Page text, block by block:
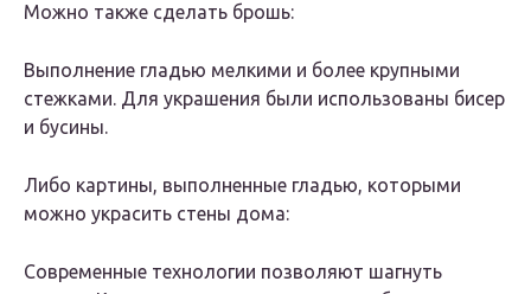
Можно также сделать брошь:
Выполнение гладью мелкими и более крупными
стежками. Для украшения были использованы бисер
и бусины.
Либо картины, выполненные гладью, которыми
можно украсить стены дома:
Современные технологии позволяют шагнуть